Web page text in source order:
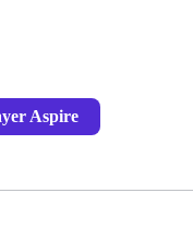
Aspire